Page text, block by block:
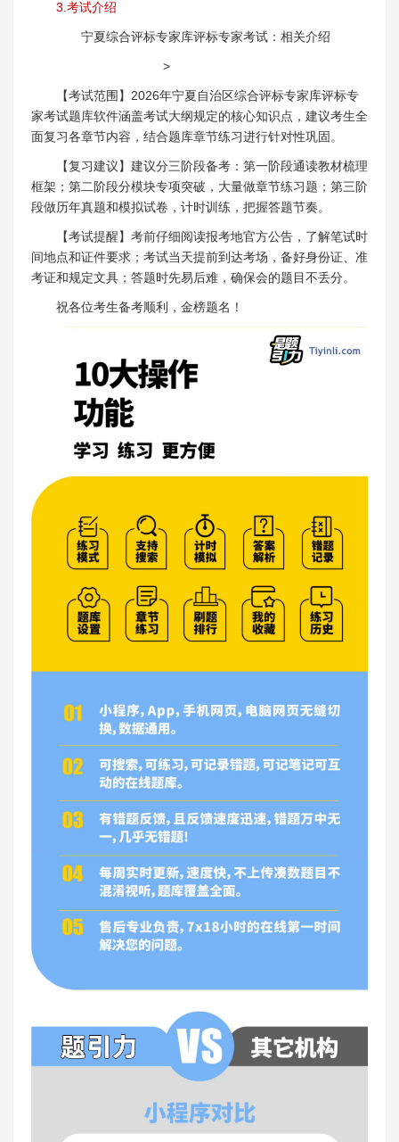
3.考试介绍
宁夏综合评标专家库评标专家考试：相关介绍
>
【考试范围】2026年宁夏自治区综合评标专家库评标专
家考试题库软件涵盖考试大纲规定的核心知识点，建议考生全
面复习各章节内容，结合题库章节练习进行针对性巩固。
【复习建议】建议分三阶段备考：第一阶段通读教材梳理
框架；第二阶段分模块专项突破，大量做章节练习题；第三阶
段做历年真题和模拟试卷，计时训练，把握答题节奏。
【考试提醒】考前仔细阅读报考地官方公告，了解笔试时
间地点和证件要求；考试当天提前到达考场，备好身份证、准
考证和规定文具；答题时先易后难，确保会的题目不丢分。
祝各位考生备考顺利，金榜题名！